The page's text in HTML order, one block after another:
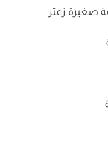
صغيرة زعتر